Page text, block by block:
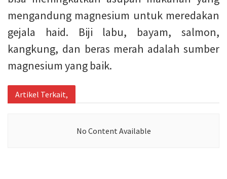
mengandung magnesium untuk meredakan
gejala haid. Biji labu, bayam, salmon,
kangkung, dan beras merah adalah sumber
magnesium yang baik.
Artikel Terkait,
No Content Available